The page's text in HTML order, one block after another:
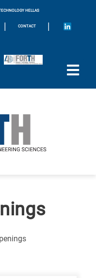
HELLAS
| CONTACT |
(Current